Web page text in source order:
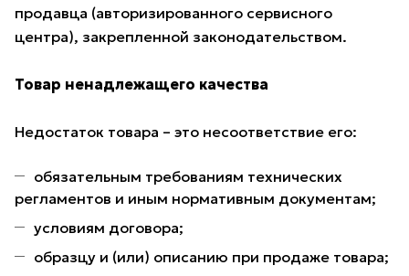
продавца (авторизированного сервисного
центра), закрепленной законодательством.
Товар ненадлежащего качества
Недостаток товара – это несоответствие его:
обязательным требованиям технических
регламентов и иным нормативным документам;
условиям договора;
образцу и (или) описанию при продаже товара;